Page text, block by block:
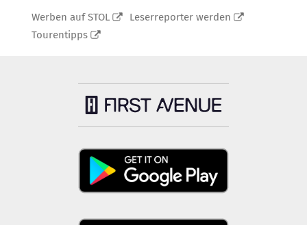
Werben auf STOL
Leserreporter werden
Tourentipps